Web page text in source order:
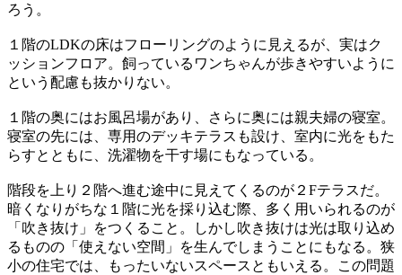
ろう。
１階のLDKの床はフローリングのように見えるが、実はク
ッションフロア。飼っているワンちゃんが歩きやすいように
という配慮も抜かりない。
１階の奥にはお風呂場があり、さらに奥には親夫婦の寝室。
寝室の先には、専用のデッキテラスも設け、室内に光をもた
らすとともに、洗濯物を干す場にもなっている。
階段を上り２階へ進む途中に見えてくるのが２Fテラスだ。
暗くなりがちな１階に光を採り込む際、多く用いられるのが
「吹き抜け」をつくること。しかし吹き抜けは光は取り込め
るものの「使えない空間」を生んでしまうことにもなる。狭
小の住宅では、もったいないスペースともいえる。この問題